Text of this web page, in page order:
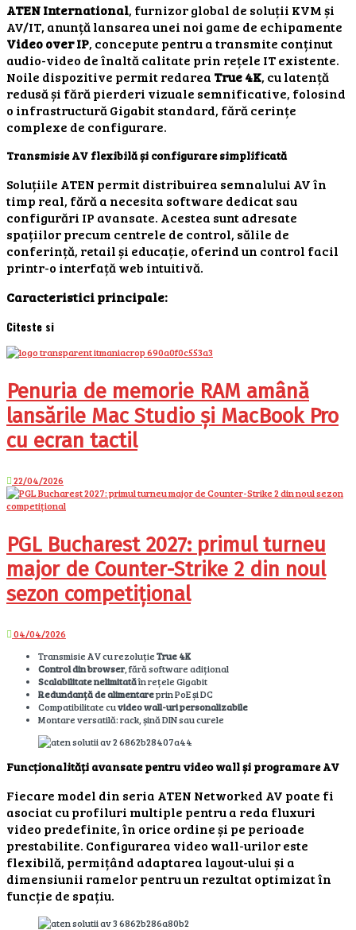
ATEN International, furnizor global de soluții KVM și
AV/IT, anunță lansarea unei noi game de echipamente
Video over IP, concepute pentru a transmite conținut
audio-video de înaltă calitate prin rețele IT existente.
Noile dispozitive permit redarea True 4K, cu latență
redusă și fără pierderi vizuale semnificative, folosind
o infrastructură Gigabit standard, fără cerințe
complexe de configurare.
Transmisie AV flexibilă și configurare simplificată
Soluțiile ATEN permit distribuirea semnalului AV în
timp real, fără a necesita software dedicat sau
configurări IP avansate. Acestea sunt adresate
spațiilor precum centrele de control, sălile de
conferință, retail și educație, oferind un control facil
printr-o interfață web intuitivă.
Caracteristici principale:
Citeste si
Penuria de memorie RAM amână
lansările Mac Studio și MacBook Pro
cu ecran tactil
22/04/2026
PGL Bucharest 2027: primul turneu
major de Counter-Strike 2 din noul
sezon competițional
04/04/2026
Transmisie AV cu rezoluțieTrue 4K
Control din browser, fără software adițional
Scalabilitate nelimitatăîn rețele Gigabit
Redundanță de alimentareprin PoE și DC
Compatibilitate cuvideo wall-uri personalizabile
Montare versatilă: rack, șină DIN sau curele
Funcționalități avansate pentru video wall și programare AV
Fiecare model din seria ATEN Networked AV poate fi
asociat cu profiluri multiple pentru a reda fluxuri
video predefinite, în orice ordine și pe perioade
prestabilite. Configurarea video wall-urilor este
flexibilă, permițând adaptarea layout-ului și a
dimensiunii ramelor pentru un rezultat optimizat în
funcție de spațiu.